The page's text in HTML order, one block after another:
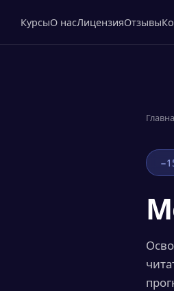
КурсыО насЛицензияОтзывы